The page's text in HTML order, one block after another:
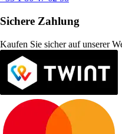
Sichere Zahlung
Kaufen Sie sicher auf unserer